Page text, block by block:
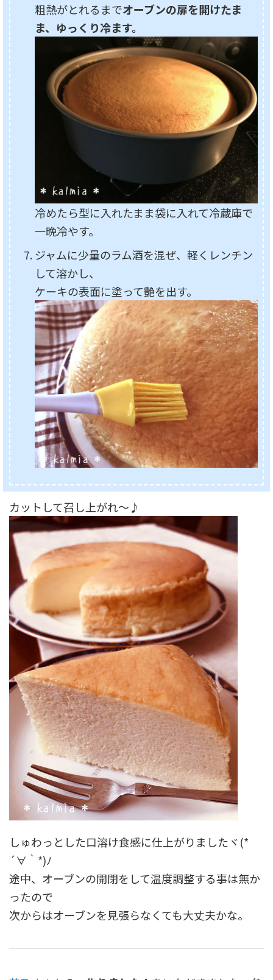
粗熱がとれるまでオーブンの扉を開けたま
ま、ゆっくり冷ます。
冷めたら型に入れたまま袋に入れて冷蔵庫で
一晩冷やす。
ジャムに少量のラム酒を混ぜ、軽くレンチン
して溶かし、
ケーキの表面に塗って艶を出す。
カットして召し上がれ～♪
しゅわっとした口溶け食感に仕上がりましたヾ(*
´∀｀*)ﾉ
途中、オーブンの開閉をして温度調整する事は無か
ったので
次からはオーブンを見張らなくても大丈夫かな。